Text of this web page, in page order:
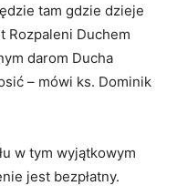
tam gdzie dzieje
Rozpaleni Duchem
darom Ducha
– mówi ks. Dominik
w tym wyjątkowym
jest bezpłatny.